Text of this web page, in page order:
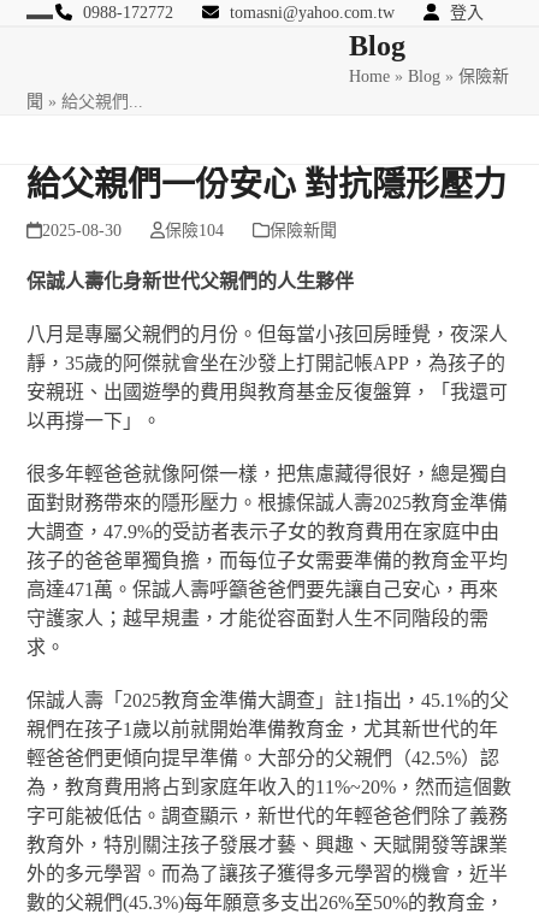
Skip
0988-172772 tomasni@yahoo.com.tw 登入
匯豐國際風險管理顧問Blog
Home »Blog »保險新
聞 »給父親們...
給父親們一份安心 對抗隱形壓力
2025-08-30 保險104 保險新聞
保誠人壽化身新世代父親們的人生夥伴
八月是專屬父親們的月份。但每當小孩回房睡覺，夜深人
靜，35歲的阿傑就會坐在沙發上打開記帳APP，為孩子的
安親班、出國遊學的費用與教育基金反復盤算，「我還可
以再撐一下」。
很多年輕爸爸就像阿傑一樣，把焦慮藏得很好，總是獨自
面對財務帶來的隱形壓力。根據保誠人壽2025教育金準備
大調查，47.9%的受訪者表示子女的教育費用在家庭中由
孩子的爸爸單獨負擔，而每位子女需要準備的教育金平均
高達471萬。保誠人壽呼籲爸爸們要先讓自己安心，再來
守護家人；越早規畫，才能從容面對人生不同階段的需
求。
保誠人壽「2025教育金準備大調查」註1指出，45.1%的父
親們在孩子1歲以前就開始準備教育金，尤其新世代的年
輕爸爸們更傾向提早準備。大部分的父親們（42.5%）認
為，教育費用將占到家庭年收入的11%~20%，然而這個數
字可能被低估。調查顯示，新世代的年輕爸爸們除了義務
教育外，特別關注孩子發展才藝、興趣、天賦開發等課業
外的多元學習。而為了讓孩子獲得多元學習的機會，近半
數的父親們(45.3%)每年願意多支出26%至50%的教育金，